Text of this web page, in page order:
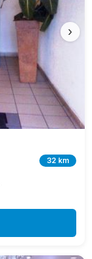
›
32 km